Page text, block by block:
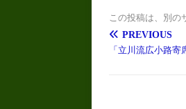
この投稿は、別の
PREVIOUS
「立川流広小路寄